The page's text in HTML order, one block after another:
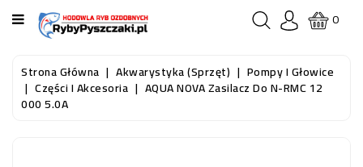
KATEGORIA
STRONA
GŁÓWNA
0
Strona Główna Akwarystyka (sprzęt) Pompy I Głowice
Części I Akcesoria AQUA NOVA Zasilacz Do N-RMC 12
000 5.0A